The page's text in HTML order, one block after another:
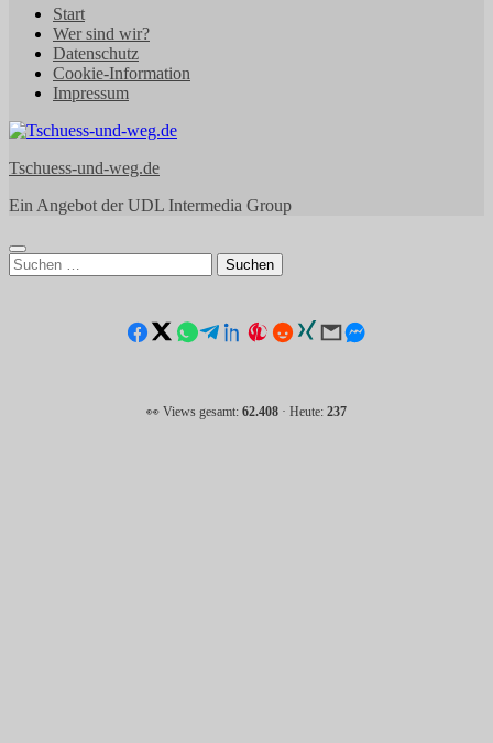
Start
Wer sind wir?
Datenschutz
Cookie-Information
Impressum
Tschuess-und-weg.de
Ein Angebot der UDL Intermedia Group
Suchen
nach:
👀 Views gesamt: 62.408 · Heute: 237